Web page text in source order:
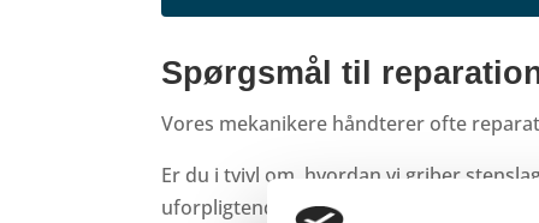
Spørgsmål til
Vores mekanikere håndterer ofte
Er du i tvivl om, hvordan vi griber
uforpligtende snak. Vi kan altid kontaktes